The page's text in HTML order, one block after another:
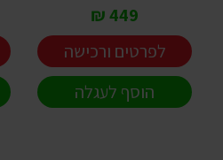
449 ₪
לפרטים ורכישה
הוסף לעגלה